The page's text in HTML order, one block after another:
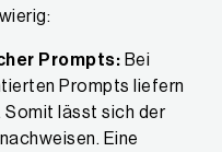
Prompts: Bei
Prompts liefern
Somit lässt sich der
Eine